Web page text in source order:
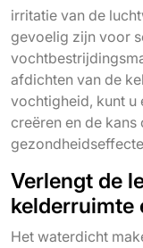
irritatie van de
gevoelig zijn voor
afdichten van de
vochtigheid, kunt u
creëren en de
Verlengt de
kelderruimte
Het waterdicht